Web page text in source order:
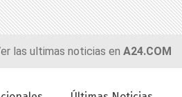
las ultimas noticias en A24.COM